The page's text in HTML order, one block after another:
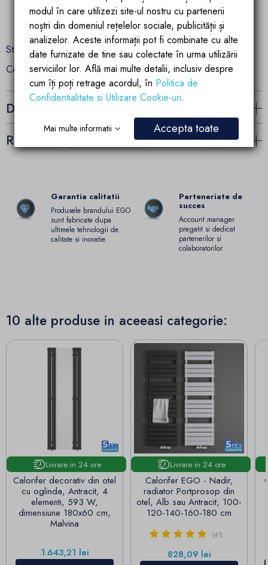
Standardul radiatoarelor noastre este de EN442.
Certificat ISO- ISO9001 si ISO14001.
Detalii ale produsului
Recenzii (0)
Garantia calitatii
Produsele brandului EGO
sunt fabricate dupa
ultimele tehnologii de
calitate si inovatie
Parteneriate de
succes
Account manager
pregatit si dedicat
partenerilor si
colaboratorilor
10 alte produse in aceeasi categorie:
Livrare in 24 ore
Calorifer decorativ din otel
cu oglinda, Antracit, 4
elementi, 593 W,
dimensiune 180x60 cm,
Malvina
Pret
1.643,21 lei
Livrare in 24 ore
Calorifer EGO - Nadir,
radiator Portprosop din
otel, Alb sau Antracit, 100-
120-140-160-180 cm
(41)
Pret
828,09 lei
modul în care utilizezi site-ul nostru cu partenerii
noștri din domeniul rețelelor sociale, publicității și
analizelor. Aceste informații pot fi combinate cu alte
date furnizate de tine sau colectate în urma utilizării
serviciilor lor. Află mai multe detalii, inclusiv despre
cum îți poți retrage acordul, în Politica de
Confidentialitate si Utilizare Cookie-uri.
Mai multe informatii Accepta toate